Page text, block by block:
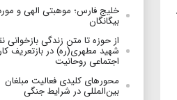
خلیج فارس؛ موهبتی الهی و
بیگانگان
از حوزه تا متن زندگی
شهید مطهری(ره) در بازتعریف
اجتماعی روحانیت
محورهای کلیدی فعالیت مبلغان
بین‌المللی در شرایط جنگی